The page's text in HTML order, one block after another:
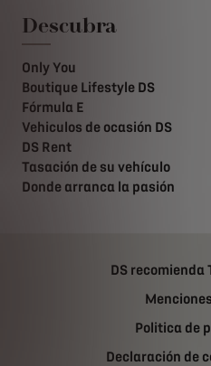
Descubra
Only You
Boutique Lifestyle DS
Fórmula E
Vehiculos de ocasión DS
DS Rent
Tasación de su vehículo
Donde arranca la pasión
DS recomienda
Politica de
Declaración de